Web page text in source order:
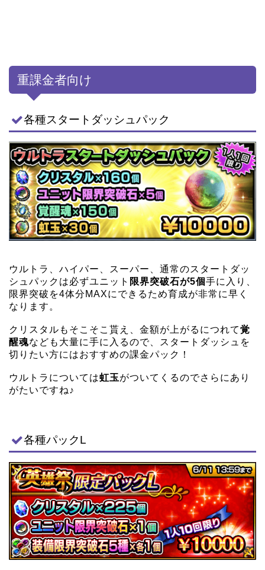
重課金者向け
各種スタートダッシュパック
ウルトラ、ハイパー、スーパー、通常のスタートダッ
シュパックは必ずユニット 限界突破石が5個手に入り、
限界突破を4体分MAXにできるため育成が非常に早く
なります。
クリスタルもそこそこ貰え、金額が上がるにつれて覚
醒魂なども大量に手に入るので、スタートダッシュを
切りたい方にはおすすめの課金パック！
ウルトラについては虹玉がついてくるのでさらにあり
がたいですね♪
各種パックL